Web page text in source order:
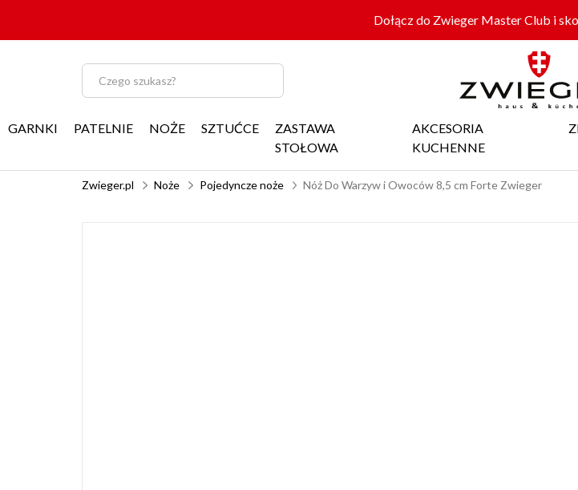
Dołącz do Zwieger Master Club i
GARNKI PATELNIE NOŻE SZTUĆCE
ZASTAWA
STOŁOWA
AKCESORIA
KUCHENNE
Zwieger.pl Noże Pojedyncze noże Nóż Do Warzyw i Owoców 8,5 cm Forte Zwieger